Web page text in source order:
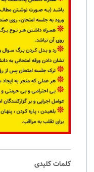
کلمات کلیدی